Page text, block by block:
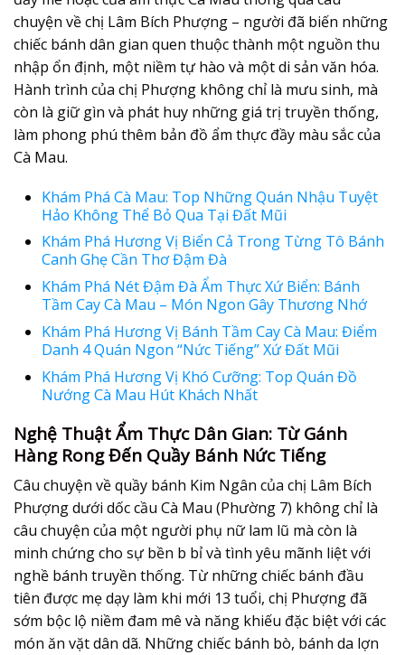
chuyện về chị Lâm Bích Phượng – người đã biến những
chiếc bánh dân gian quen thuộc thành một nguồn thu
nhập ổn định, một niềm tự hào và một di sản văn hóa.
Hành trình của chị Phượng không chỉ là mưu sinh, mà
còn là giữ gìn và phát huy những giá trị truyền thống,
làm phong phú thêm bản đồ ẩm thực đầy màu sắc của
Cà Mau.
Khám Phá Cà Mau: Top Những Quán Nhậu Tuyệt
Hảo Không Thể Bỏ Qua Tại Đất Mũi
Khám Phá Hương Vị Biển Cả Trong Từng Tô Bánh
Canh Ghẹ Cần Thơ Đậm Đà
Khám Phá Nét Đậm Đà Ẩm Thực Xứ Biển: Bánh
Tầm Cay Cà Mau – Món Ngon Gây Thương Nhớ
Khám Phá Hương Vị Bánh Tầm Cay Cà Mau: Điểm
Danh 4 Quán Ngon “Nức Tiếng” Xứ Đất Mũi
Khám Phá Hương Vị Khó Cưỡng: Top Quán Đồ
Nướng Cà Mau Hút Khách Nhất
Nghệ Thuật Ẩm Thực Dân Gian: Từ Gánh
Hàng Rong Đến Quầy Bánh Nức Tiếng
Câu chuyện về quầy bánh Kim Ngân của chị Lâm Bích
Phượng dưới dốc cầu Cà Mau (Phường 7) không chỉ là
câu chuyện của một người phụ nữ lam lũ mà còn là
minh chứng cho sự bền b bỉ và tình yêu mãnh liệt với
nghề bánh truyền thống. Từ những chiếc bánh đầu
tiên được mẹ dạy làm khi mới 13 tuổi, chị Phượng đã
sớm bộc lộ niềm đam mê và năng khiếu đặc biệt với các
món ăn vặt dân dã. Những chiếc bánh bò, bánh da lợn